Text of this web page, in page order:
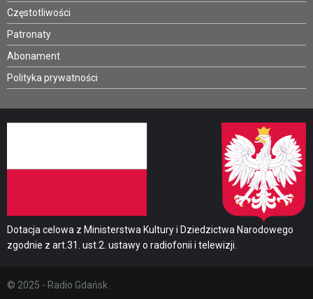
Częstotliwości
Patronaty
Abonament
Polityka prywatności
Dotacja celowa z Ministerstwa Kultury i Dziedzictwa Narodowego
zgodnie z art.31. ust.2. ustawy o radiofonii i telewizji.
© 2025 - Radio Gdańsk